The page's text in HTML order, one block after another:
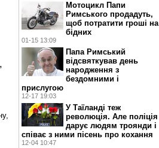
Мотоцикл Папи
Римського продадуть,
щоб потратити гроші на
бідних
01-15 13:09
Папа Римський
відсвяткував день
народження з
бездомними і
прислугою
12-17 19:03
У Таїланді теж
революція. Але поліція
дарує людям троянди і
співає з ними пісень про кохання
12-04 10:47